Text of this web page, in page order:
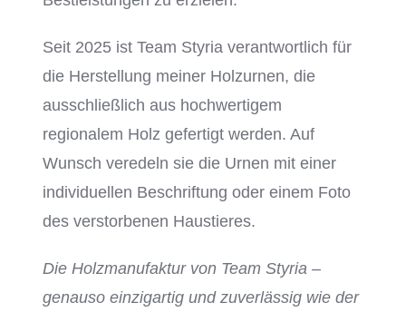
Seit 2025 ist Team Styria verantwortlich für
die Herstellung meiner Holzurnen, die
ausschließlich aus hochwertigem
regionalem Holz gefertigt werden. Auf
Wunsch veredeln sie die Urnen mit einer
individuellen Beschriftung oder einem Foto
des verstorbenen Haustieres.
Die Holzmanufaktur von Team Styria –
genauso einzigartig und zuverlässig wie der